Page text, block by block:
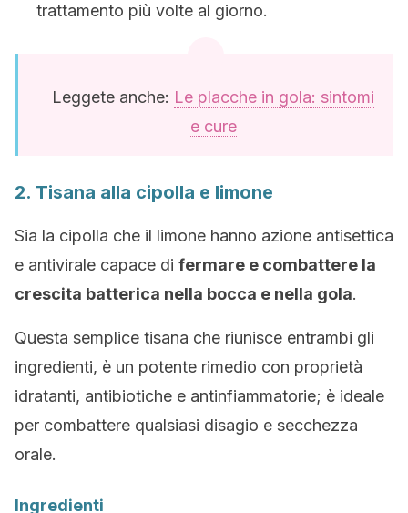
trattamento più volte al giorno.
Leggete anche: Le placche in gola: sintomi
e cure
2. Tisana alla cipolla e limone
Sia la cipolla che il limone hanno azione antisettica
e antivirale capace di fermare e combattere la
crescita batterica nella bocca e nella gola.
Questa semplice tisana che riunisce entrambi gli
ingredienti, è un potente rimedio con proprietà
idratanti, antibiotiche e antinfiammatorie; è ideale
per combattere qualsiasi disagio e secchezza
orale.
Ingredienti